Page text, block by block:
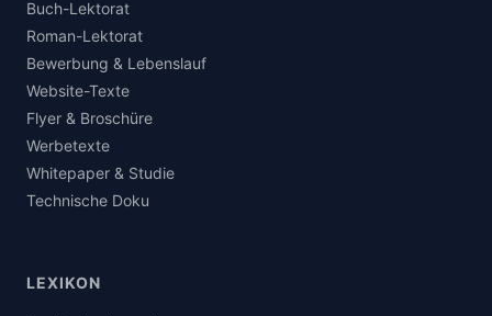
Buch-Lektorat
Roman-Lektorat
Bewerbung & Lebenslauf
Website-Texte
Flyer & Broschüre
Werbetexte
Whitepaper & Studie
Technische Doku
LEXIKON